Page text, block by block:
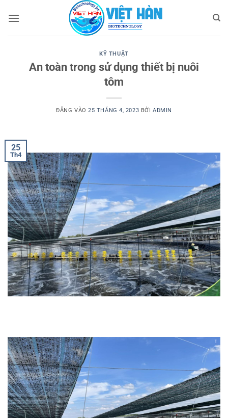
qua
KỸ THUẬT
An toàn trong sử dụng thiết bị nuôi
tôm
ĐĂNG VÀO25 THÁNG 4, 2023 BỞI ADMIN
25
Th4